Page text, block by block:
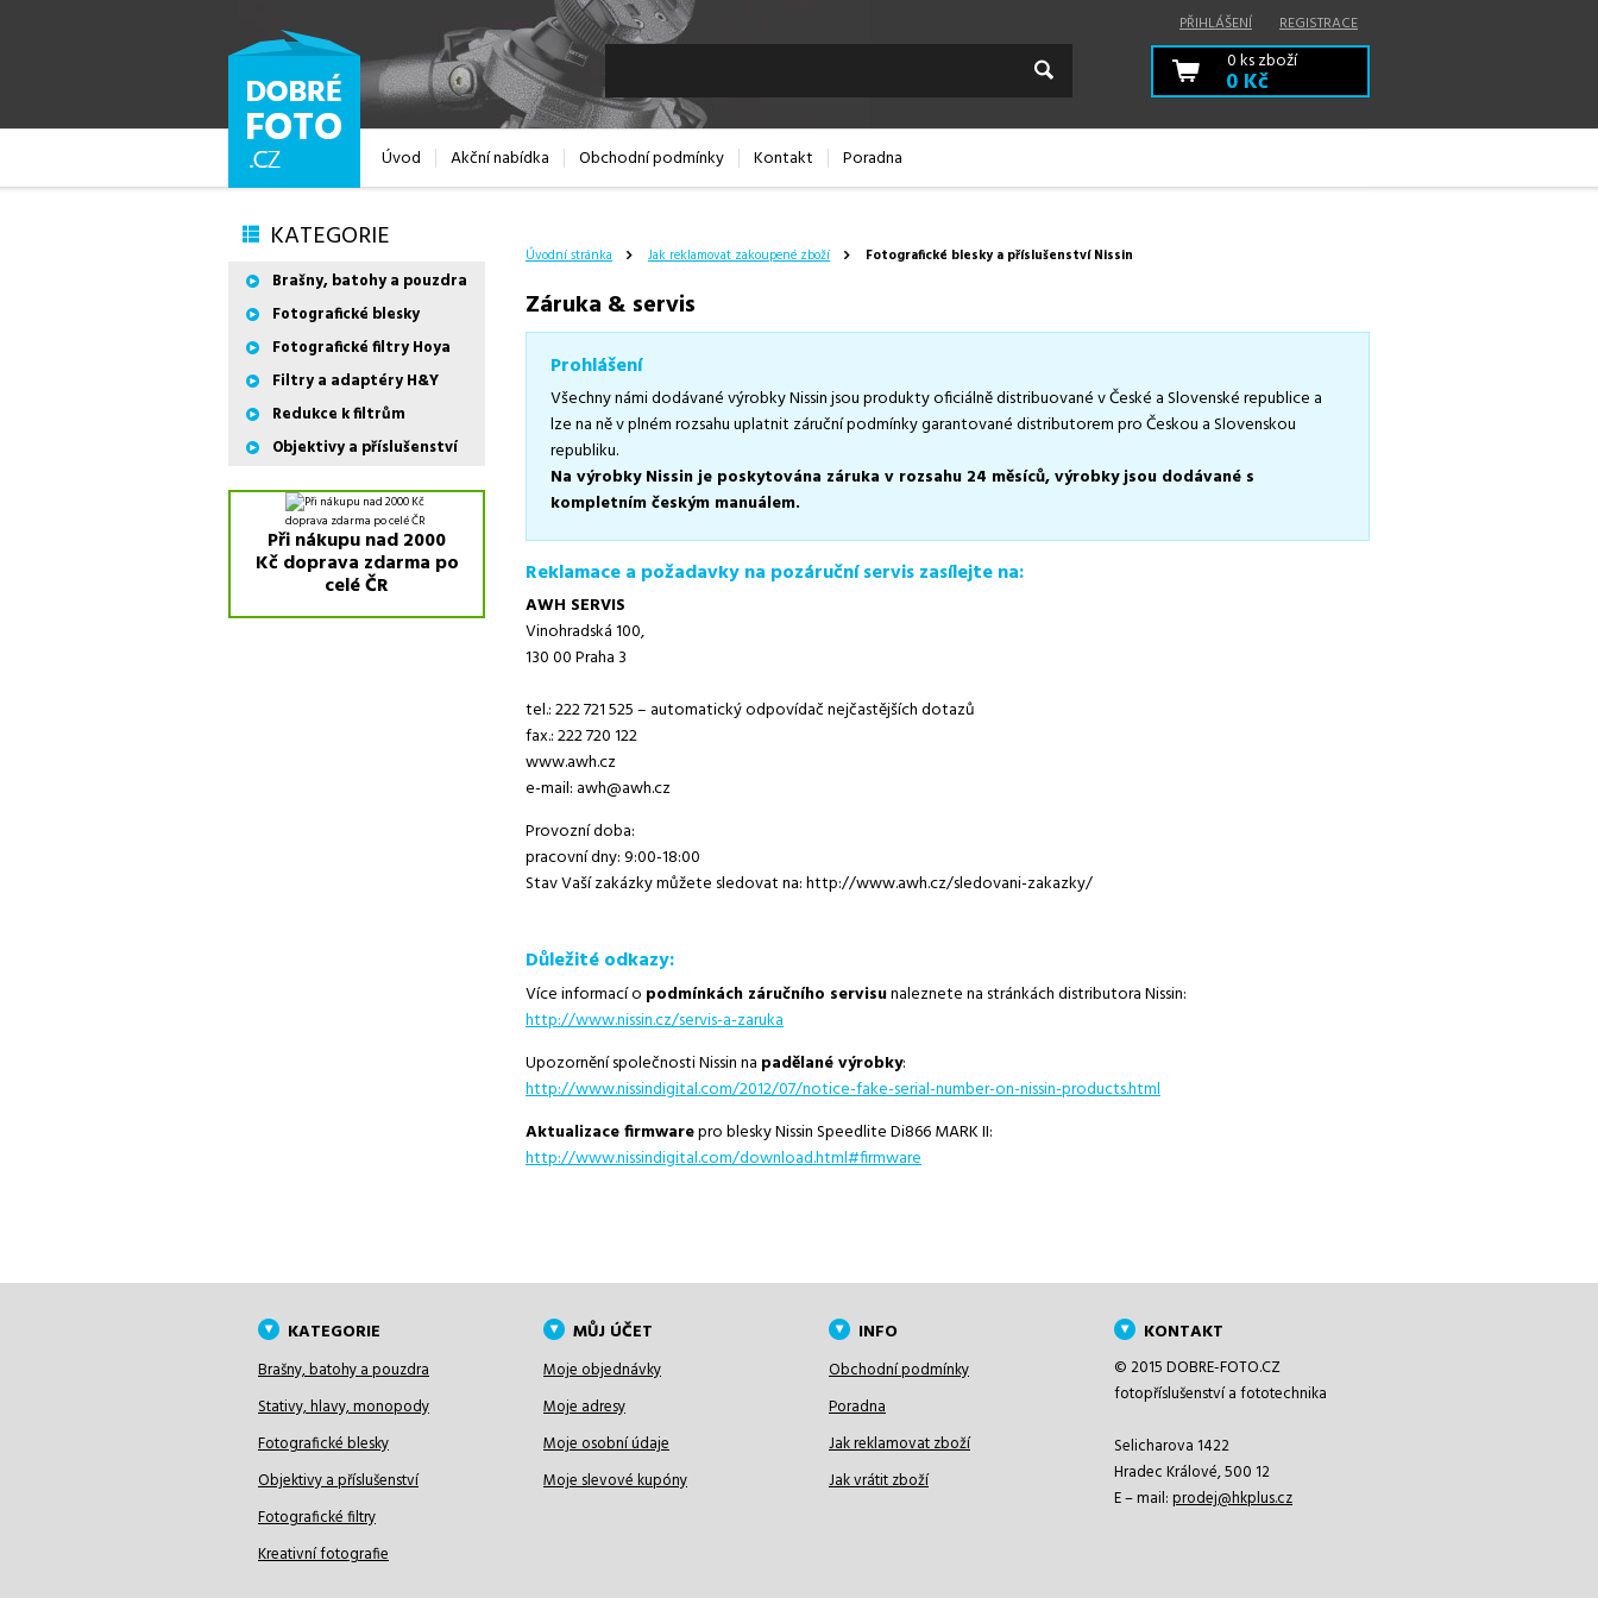
Úvodní stránka Jak reklamovat zakoupené zboží Fotografické blesky a příslušenství Nissin
Záruka & servis
Prohlášení
Všechny námi dodávané výrobky Nissin jsou produkty oficiálně distribuované v České a Slovenské republice a
lze na ně v plném rozsahu uplatnit záruční podmínky garantované distributorem pro Českou a Slovenskou
republiku.
Na výrobky Nissin je poskytována záruka v rozsahu 24 měsíců, výrobky jsou dodávané s
kompletním českým manuálem.
Reklamace a požadavky na pozáruční servis zasílejte na:
AWH SERVIS
Vinohradská 100,
130 00 Praha 3
tel.: 222 721 525 – automatický odpovídač nejčastějších dotazů
fax.: 222 720 122
www.awh.cz
e-mail: awh@awh.cz
Provozní doba:
pracovní dny: 9:00-18:00
Stav Vaší zakázky můžete sledovat na: http://www.awh.cz/sledovani-zakazky/
Důležité odkazy:
Více informací o podmínkách záručního servisunaleznete na stránkách distributora Nissin:
http://www.nissin.cz/servis-a-zaruka
Upozornění společnosti Nissin na padělané výrobky:
http://www.nissindigital.com/2012/07/notice-fake-serial-number-on-nissin-products.html
Aktualizace firmwarepro blesky Nissin Speedlite Di866 MARK II:
http://www.nissindigital.com/download.html#firmware
KATEGORIE
Brašny, batohy a pouzdra
Fotografické blesky
Fotografické filtry Hoya
Filtry a adaptéry H&Y
Redukce k filtrům
Objektivy a příslušenství
Při nákupu nad 2000
Kč doprava zdarma po
celé ČR
PŘIHLÁŠENÍ REGISTRACE
0ks zboží
0 Kč
Úvod Akční nabídka Obchodní podmínky Kontakt Poradna
KATEGORIE
Brašny, batohy a pouzdra
Stativy, hlavy, monopody
Fotografické blesky
Objektivy a příslušenství
Fotografické filtry
Kreativní fotografie
MŮJ ÚČET
Moje objednávky
Moje adresy
Moje osobní údaje
Moje slevové kupóny
INFO
Obchodní podmínky
Poradna
Jak reklamovat zboží
Jak vrátit zboží
KONTAKT
© 2015 DOBRE-FOTO.CZ
fotopříslušenství a fototechnika
Selicharova 1422
Hradec Králové, 500 12
E – mail:prodej@hkplus.cz